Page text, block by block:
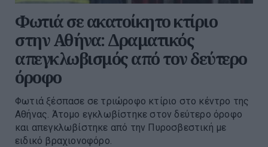
Φωτιά σε ακατοίκητο κτίριο
στην Αθήνα: Δραματικός
απεγκλωβισμός από τον δεύτερο
όροφο
Φωτιά ξέσπασε σε τριώροφο κτίριο στο κέντρο της
Αθήνας. Άτομο εγκλωβίστηκε στον δεύτερο όροφο
και απεγκλωβίστηκε από την Πυροσβεστική με
ειδικό βραχιονοφόρο.